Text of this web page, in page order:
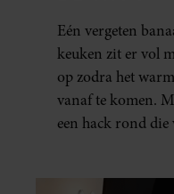
Eén vergeten
keuken zit er vol
op zodra het
vanaf te komen.
een hack rond die